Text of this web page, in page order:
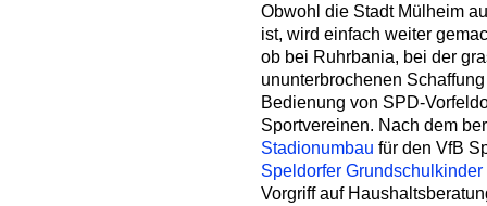
Obwohl die Stadt Mülheim
ist, wird einfach weiter
ob bei Ruhrbania, bei der
ununterbrochenen
Bedienung von SPD-
Sportvereinen. Nach dem
Stadionumbau für den VfB
Speldorfer Grundschulkinder
Vorgriff auf